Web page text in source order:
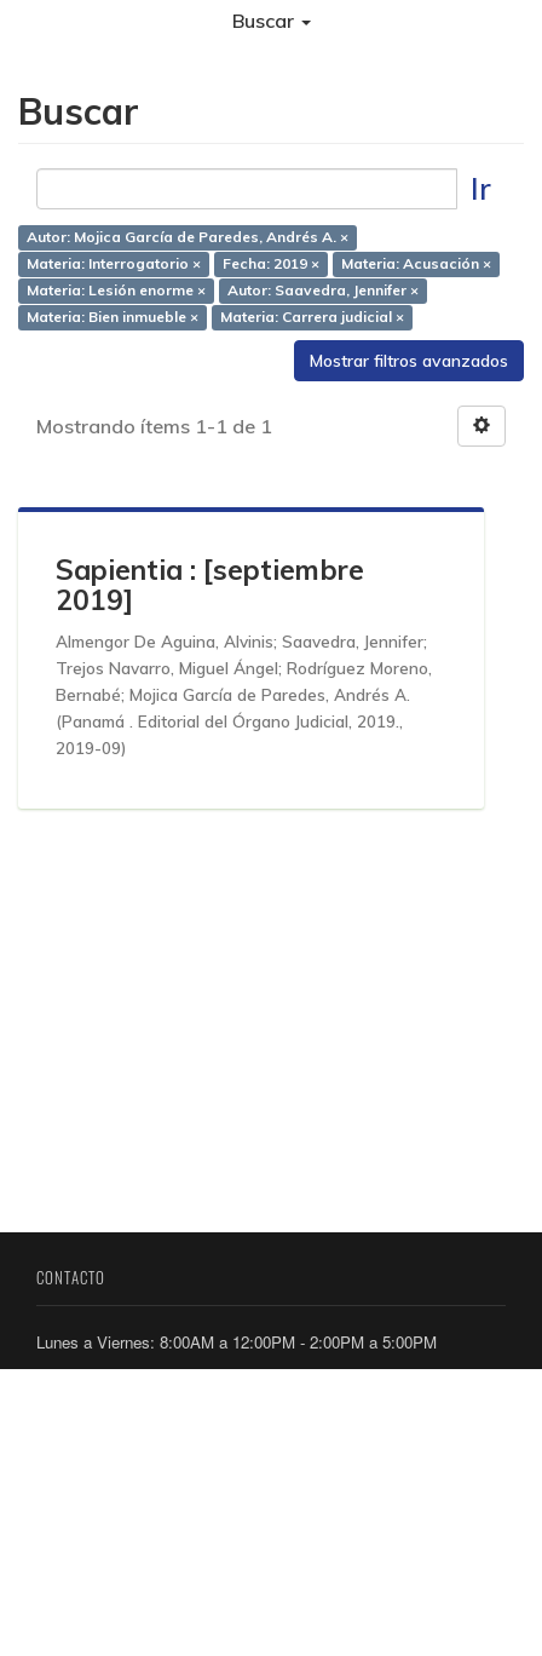
Buscar
Buscar
Ir
Autor: Mojica García de Paredes, Andrés A. ×
Materia: Interrogatorio ×
Fecha: 2019 ×
Materia: Acusación ×
Materia: Lesión enorme ×
Autor: Saavedra, Jennifer ×
Materia: Bien inmueble ×
Materia: Carrera judicial ×
Mostrar filtros avanzados
Mostrando ítems 1-1 de 1
Sapientia : [septiembre
2019]
Almengor De Aguina, Alvinis; Saavedra, Jennifer;
Trejos Navarro, Miguel Ángel; Rodríguez Moreno,
Bernabé; Mojica García de Paredes, Andrés A.
(Panamá . Editorial del Órgano Judicial, 2019.
2019-09)
CONTACTO
Lunes a Viernes: 8:00AM a 12:00PM - 2:00PM a 5:00PM